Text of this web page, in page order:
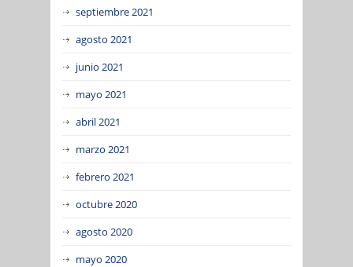
septiembre 2021
agosto 2021
junio 2021
mayo 2021
abril 2021
marzo 2021
febrero 2021
octubre 2020
agosto 2020
mayo 2020